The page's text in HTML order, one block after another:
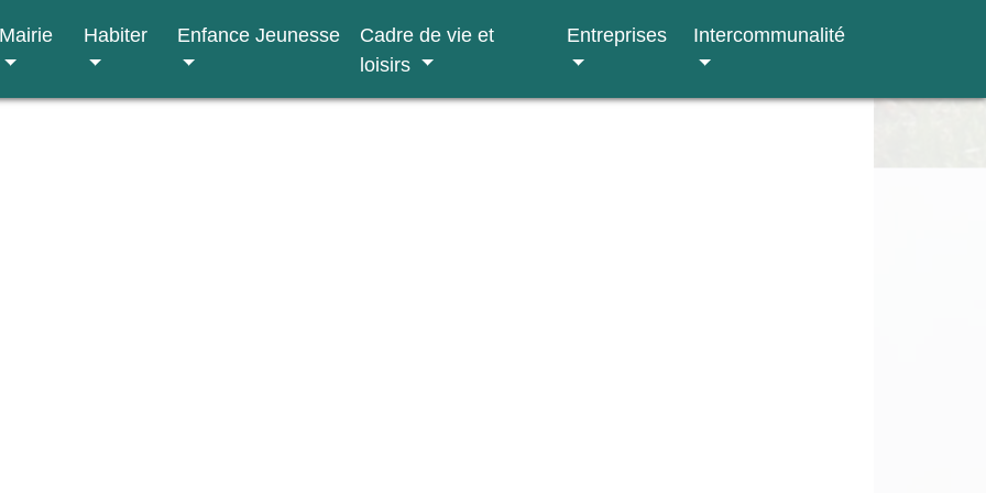
Mairie Habiter Enfance Jeunesse
Cadre de vie et
loisirs
Entreprises Intercommunalité